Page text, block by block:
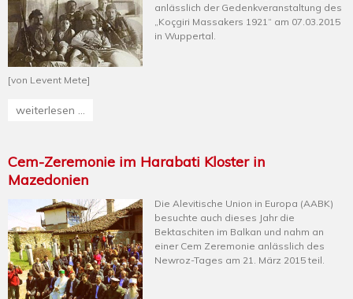
anlässlich der Gedenkveranstaltung des
„Koçgiri Massakers 1921“ am 07.03.2015
in Wuppertal.
[von Levent Mete]
weiterlesen ...
Cem-Zeremonie im Harabati Kloster in
Mazedonien
Die Alevitische Union in Europa (AABK)
besuchte auch dieses Jahr die
Bektaschiten im Balkan und nahm an
einer Cem Zeremonie anlässlich des
Newroz-Tages am 21. März 2015 teil.